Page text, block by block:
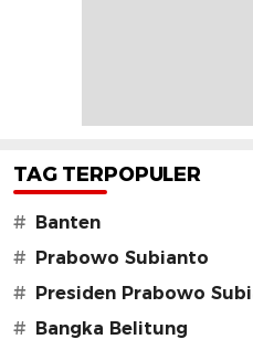
TAG TERPOPULER
#
Banten
#
Prabowo Subianto
#
Presiden Prabowo
#
Bangka Belitung